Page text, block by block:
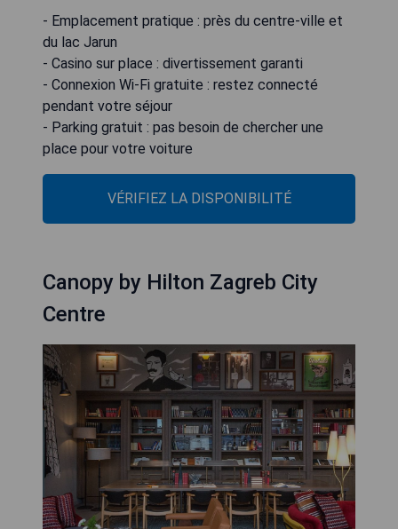
- Emplacement pratique : près du centre-ville et
du lac Jarun
- Casino sur place : divertissement garanti
- Connexion Wi-Fi gratuite : restez connecté
pendant votre séjour
- Parking gratuit : pas besoin de chercher une
place pour votre voiture
VÉRIFIEZ LA DISPONIBILITÉ
Canopy by Hilton Zagreb City
Centre